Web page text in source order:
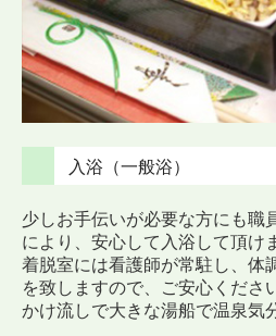
入浴（一般浴）
少しお手伝いが必要な方にも職
により、安心して入浴して頂け
着脱室には看護師が常駐し、体
を致しますので、ご安心くださ
かけ流しで大きな湯船で温泉気